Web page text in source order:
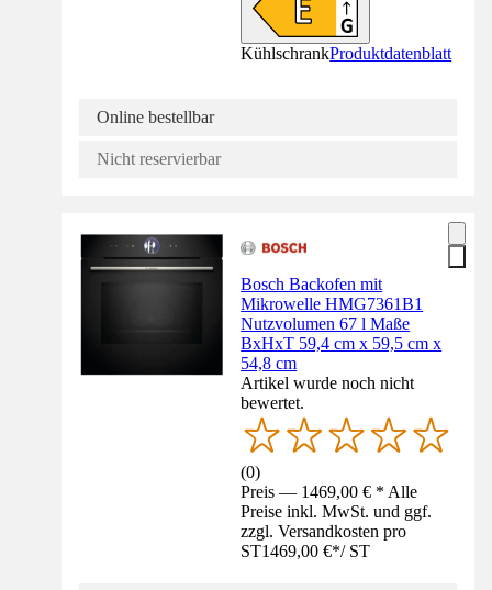
KühlschrankProduktdatenblatt
Online bestellbar
Nicht reservierbar
Bosch Backofen mit
Mikrowelle HMG7361B1
Nutzvolumen 67 l Maße
BxHxT 59,4 cm x 59,5 cm x
54,8 cm
Artikel wurde noch nicht
bewertet.
(0)
Preis — 1469,00 € * Alle
Preise inkl. MwSt. und ggf.
zzgl. Versandkosten pro
ST1469,00 €*/ ST